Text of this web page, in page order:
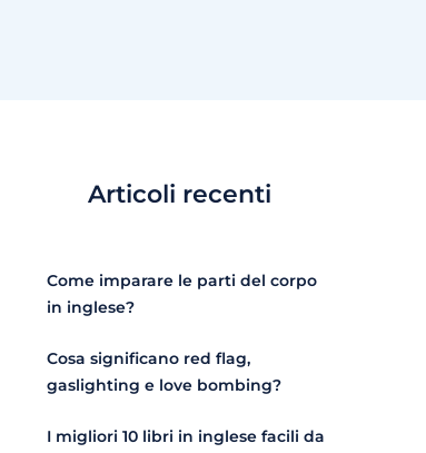
Articoli recenti
Come imparare le parti del corpo
in inglese?
Cosa significano red flag,
gaslighting e love bombing?
I migliori 10 libri in inglese facili da